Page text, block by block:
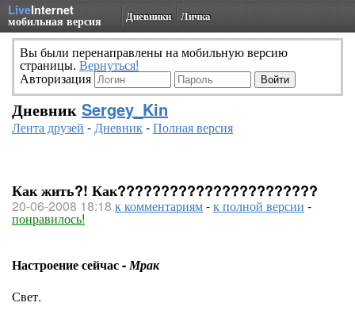
LiveInternet
мобильная версия Дневники Личка
Вы были перенаправлены на мобильную версию
страницы. Вернуться!
Авторизация
Дневник Sergey_Kin
Лента друзей -Дневник-Полная версия
Как жить?! Как???????????????????????
20-06-2008 18:18 к комментариям-к полной версии -
понравилось!
Настроение сейчас -Мрак
Свет.